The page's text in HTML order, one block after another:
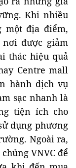
Khi nhiều
một địa điểm,
được giảm
thác hiệu quả
Centre mall
hành dịch vụ
sạc nhanh là
tiện ích cho
dụng phương
Ngoài ra,
VNVC để